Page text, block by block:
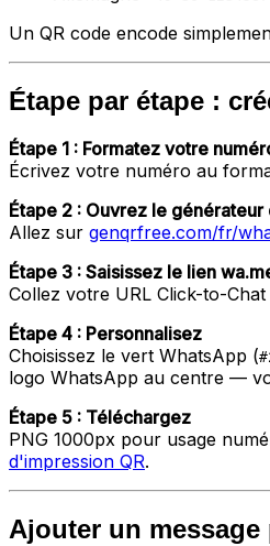
Un QR code encode
Étape par étape :
Étape 1 : Formatez votre
Écrivez votre numéro au
Étape 2 : Ouvrez le générateur
Allez sur genqrfree.com/fr/
Étape 3 : Saisissez le lien
Collez votre URL Click-to-Chat
Étape 4 : Personnalisez
Choisissez le vert WhatsApp (
logo WhatsApp au centre —
Étape 5 : Téléchargez
PNG 1000px pour usage
d'impression QR.
Ajouter un message